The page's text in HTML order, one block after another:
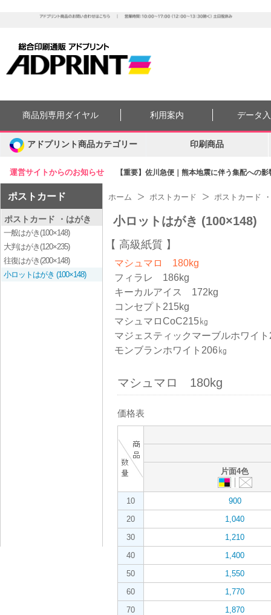
運営サイトからのお知らせ 【重要】佐川急便｜熊本地震に伴う集配への
商品別専用ダイヤル 利用案内 データ
アドプリント商品カテゴリー 印刷商品
ポストカード
ポストカード ・はがき
一般はがき(100×148)
大判はがき(120×235)
往復はがき(200×148)
小ロットはがき (100×148)
ホーム ポストカード ポストカード
小ロットはがき (100×148)
高級紙質
マシュマロ 180kg
フィラレ 186kg
キーカルアイス 172kg
コンセプト215kg
マシュマロCoC215㎏
マジェスティックマーブルホワイ
モンブランホワイト206㎏
マシュマロ 180kg
価格表
片面4色
10
900
20
1,040
30
1,210
40
1,400
50
1,550
60
1,770
70
1,870